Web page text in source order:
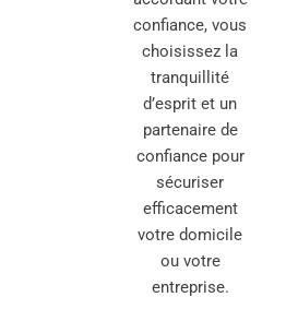
confiance, vous
choisissez la
tranquillité
d’esprit et un
partenaire de
confiance pour
sécuriser
efficacement
votre domicile
ou votre
entreprise.